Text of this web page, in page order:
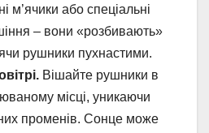
м’ячики або спеціальні
– вони «розбивають»
рушники пухнастими.
Вішайте рушники в
місці, уникаючи
променів. Сонце може